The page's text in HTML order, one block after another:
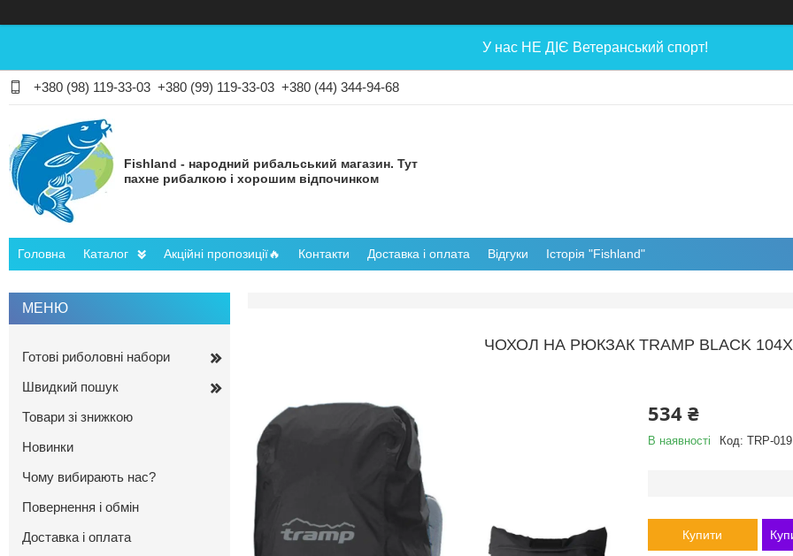
У нас НЕ ДІЄ Ветеранський спорт!
+380 (98) 119-33-03 +380 (99) 119-33-03 +380 (44) 344-94-68
Fishland - народний рибальський магазин. Тут
пахне рибалкою і хорошим відпочинком
Головна Каталог Акційні пропозиції🔥 Контакти Доставка і оплата Відгуки Історія "Fishland"
ЧОХОЛ НА РЮКЗАК TRAMP BLACK
534 ₴
В наявності Код: TRP-019
Купити
Готові риболовні набори
Швидкий пошук
Товари зі знижкою
Новинки
Чому вибирають нас?
Повернення і обмін
Доставка і оплата